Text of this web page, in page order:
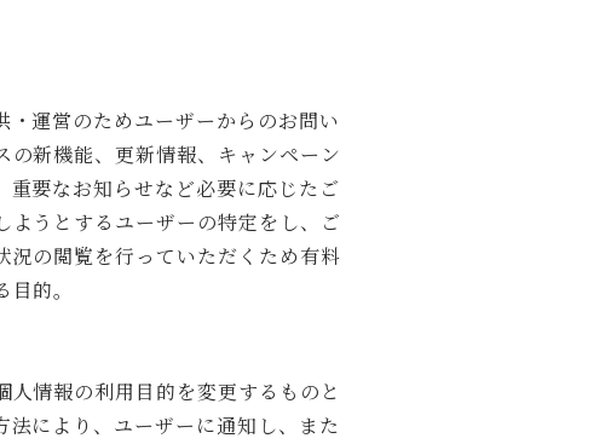
運営のためユーザーからのお問い
新機能、更新情報、キャンペーン
要なお知らせなど必要に応じたご
うとするユーザーの特定をし、ご
の閲覧を行っていただくため有料
的。
情報の利用目的を変更するものと
により、ユーザーに通知し、また